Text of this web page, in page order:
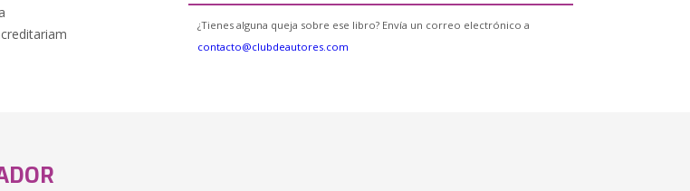
¿Tienes alguna queja sobre ese libro? Envía un correo electrónico a
contacto@clubdeautores.com